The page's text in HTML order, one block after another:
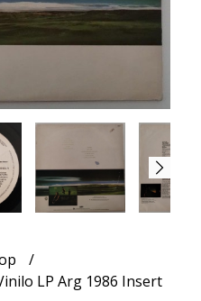
LP Arg 1986 Insert